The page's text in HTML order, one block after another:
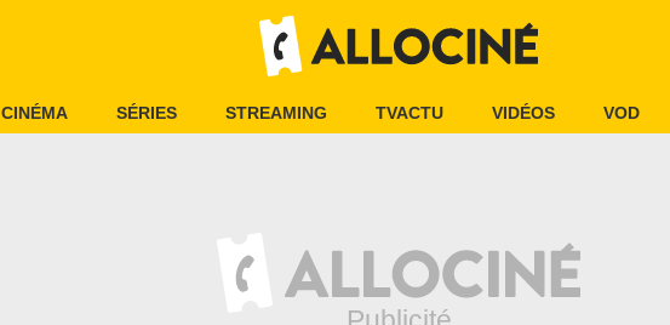
CINÉMA SÉRIES STREAMING TVACTU VIDÉOS VOD